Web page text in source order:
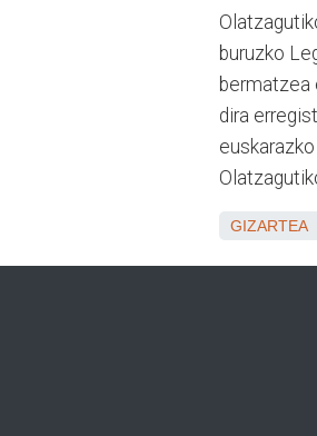
buruzko
bermatzea
dira
GIZARTEA